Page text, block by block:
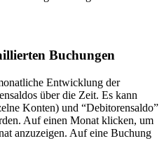
Buchungen
Entwicklung der
über die Zeit. Es kann
Konten) und “Debitorensaldo”
Auf einen Monat klicken, um
anzuzeigen. Auf eine Buchung